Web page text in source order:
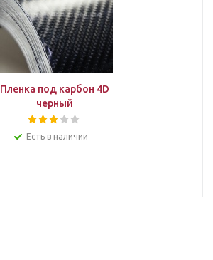
Пленка под карбон 4D
черный
Есть в наличии